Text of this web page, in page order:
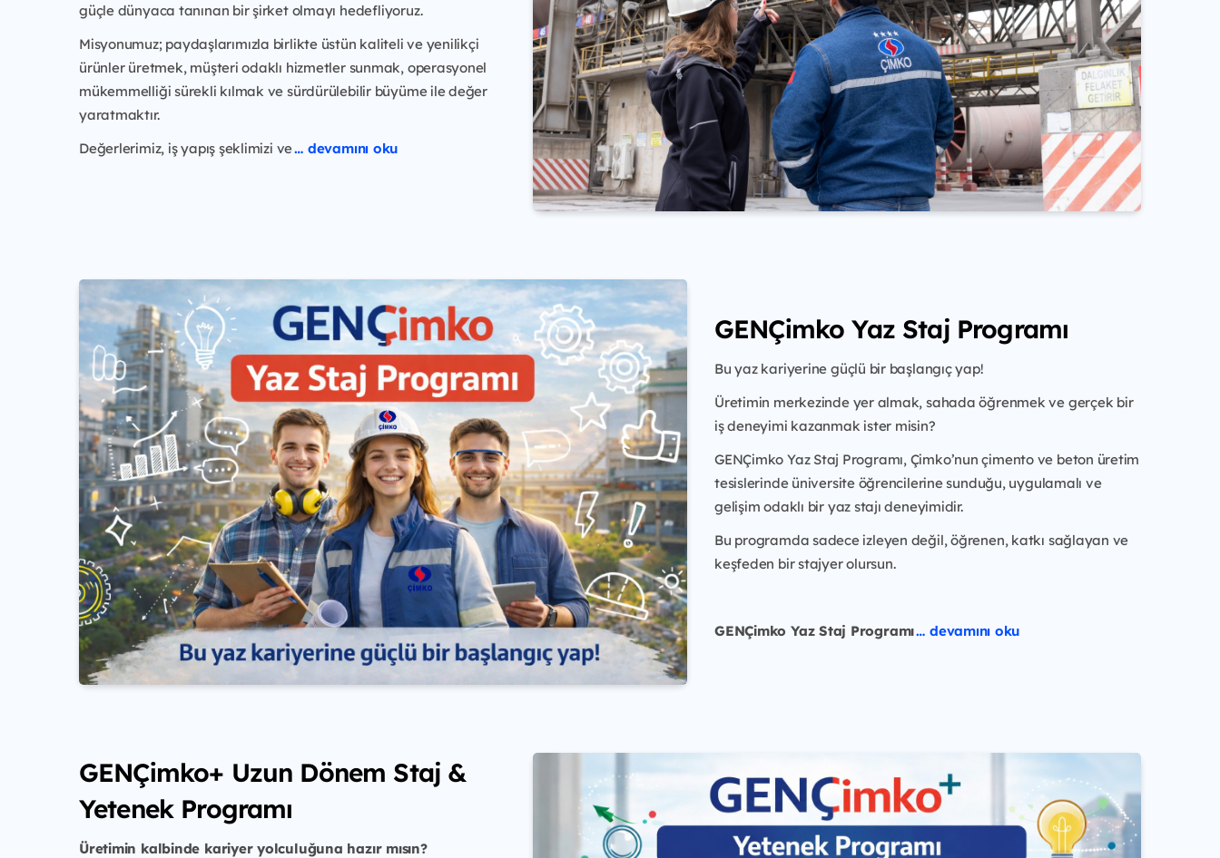
güçle dünyaca tanınan bir şirket olmayı hedefliyoruz.
Misyonumuz; paydaşlarımızla birlikte üstün kaliteli ve yenilikçi
ürünler üretmek, müşteri odaklı hizmetler sunmak, operasyonel
mükemmelliği sürekli kılmak ve sürdürülebilir büyüme ile değer
yaratmaktır.
Değerlerimiz, iş yapış şeklimizi ve… devamını oku
GENÇimko Yaz Staj Programı
Bu yaz kariyerine güçlü bir başlangıç yap!
Üretimin merkezinde yer almak, sahada öğrenmek ve gerçek bir
iş deneyimi kazanmak ister misin?
GENÇimko Yaz Staj Programı, Çimko’nun çimento ve beton üretim
tesislerinde üniversite öğrencilerine sunduğu, uygulamalı ve
gelişim odaklı bir yaz stajı deneyimidir.
Bu programda sadece izleyen değil, öğrenen, katkı sağlayan ve
keşfeden bir stajyer olursun.
GENÇimko Yaz Staj Programı… devamını oku
GENÇimko+ Uzun Dönem Staj &
Yetenek Programı
Üretimin kalbinde kariyer yolculuğuna hazır mısın?